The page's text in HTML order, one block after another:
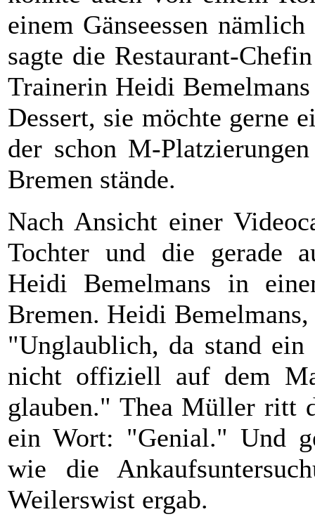
einem Gänseessen
sagte die Restaurant-
Trainerin Heidi
Dessert, sie möchte gerne
der schon M-
Bremen stände.
Nach Ansicht einer
Tochter und die gerade
Heidi Bemelmans in
Bremen. Heidi
"Unglaublich, da stand ein
nicht offiziell auf dem
glauben." Thea Müller ritt
ein Wort: "Genial." Und
wie die
Weilerswist ergab.